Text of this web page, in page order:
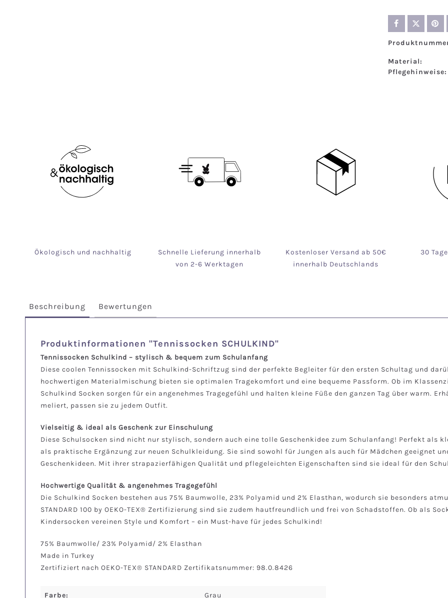
Material:
Pflegehinweise:
Ökologisch und nachhaltig
Schnelle Lieferung innerhalb
von 2-6 Werktagen
Kostenloser Versand ab 50€
innerhalb Deutschlands
30
Beschreibung Bewertungen
Produktinformationen "Tennissocken SCHULKIND"
Tennissocken Schulkind – stylisch & bequem zum Schulanfang
Diese coolen Tennissocken mit Schulkind-Schriftzug sind der perfekte Begleiter für den ersten Schultag und
hochwertigen Materialmischung bieten sie optimalen Tragekomfort und eine bequeme Passform. Ob im
Schulkind Socken sorgen für ein angenehmes Tragegefühl und halten kleine Füße den ganzen Tag über warm.
meliert, passen sie zu jedem Outfit.
Vielseitig & ideal als Geschenk zur Einschulung
Diese Schulsocken sind nicht nur stylisch, sondern auch eine tolle Geschenkidee zum Schulanfang! Perfekt als
als praktische Ergänzung zur neuen Schulkleidung. Sie sind sowohl für Jungen als auch für Mädchen geeignet
Geschenkideen. Mit ihrer strapazierfähigen Qualität und pflegeleichten Eigenschaften sind sie ideal für den
Hochwertige Qualität & angenehmes Tragegefühl
Die Schulkind Socken bestehen aus 75% Baumwolle, 23% Polyamid und 2% Elasthan, wodurch sie besonders
STANDARD 100 by OEKO-TEX® Zertifizierung sind sie zudem hautfreundlich und frei von Schadstoffen. Ob als
Kindersocken vereinen Style und Komfort – ein Must-have für jedes Schulkind!
75% Baumwolle/ 23% Polyamid/ 2% Elasthan
Made in Turkey
Zertifiziert nach OEKO-TEX® STANDARD Zertifikatsnummer: 98.0.8426
Farbe: Grau